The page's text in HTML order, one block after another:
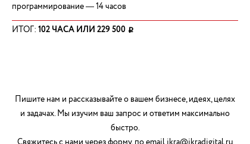
программирование — 14 часов
ИТОГ: 102 ЧАСА ИЛИ 229 500
Пишите нам и рассказывайте о вашем бизнесе, идеях, целях
и задачах. Мы изучим ваш запрос и ответим максимально
быстро.